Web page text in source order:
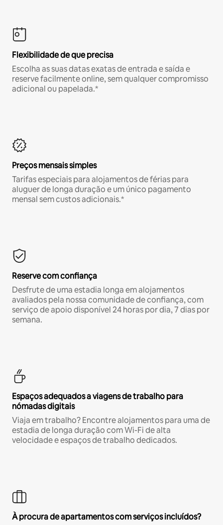
Flexibilidade de que precisa
Escolha as suas datas exatas de entrada e saída e
reserve facilmente online, sem qualquer compromisso
adicional ou papelada.*
Preços mensais simples
Tarifas especiais para alojamentos de férias para
aluguer de longa duração e um único pagamento
mensal sem custos adicionais.*
Reserve com confiança
Desfrute de uma estadia longa em alojamentos
avaliados pela nossa comunidade de confiança, com
serviço de apoio disponível 24 horas por dia, 7 dias por
semana.
Espaços adequados a viagens de trabalho para
nómadas digitais
Viaja em trabalho? Encontre alojamentos para uma de
estadia de longa duração com Wi-Fi de alta
velocidade e espaços de trabalho dedicados.
À procura de apartamentos com serviços incluídos?